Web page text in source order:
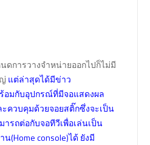
ดการวางจำหน่ายออกไปก็ไม่มี
แต่ล่าสุดได้มีข่าว
อมกับอุปกรณ์ที่มีจอแสดงผล
ควบคุมด้วยจอยสติ๊กซึ่งจะเป็น
ารถต่อกับจอทีวีเพื่อเล่นเป็น
(Home console)ได้ ยังมี